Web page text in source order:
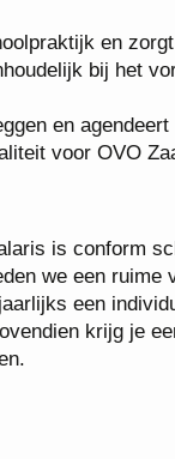
en
bij het
en
voor OVO
is conform
we een ruime
een
krijg je